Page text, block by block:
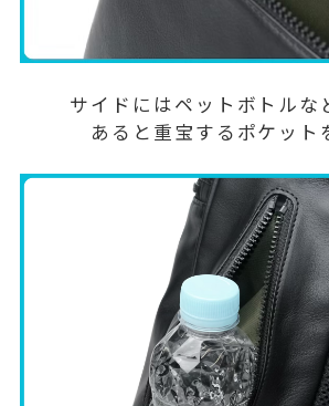
サイドにはペットボトルな
あると重宝するポケット